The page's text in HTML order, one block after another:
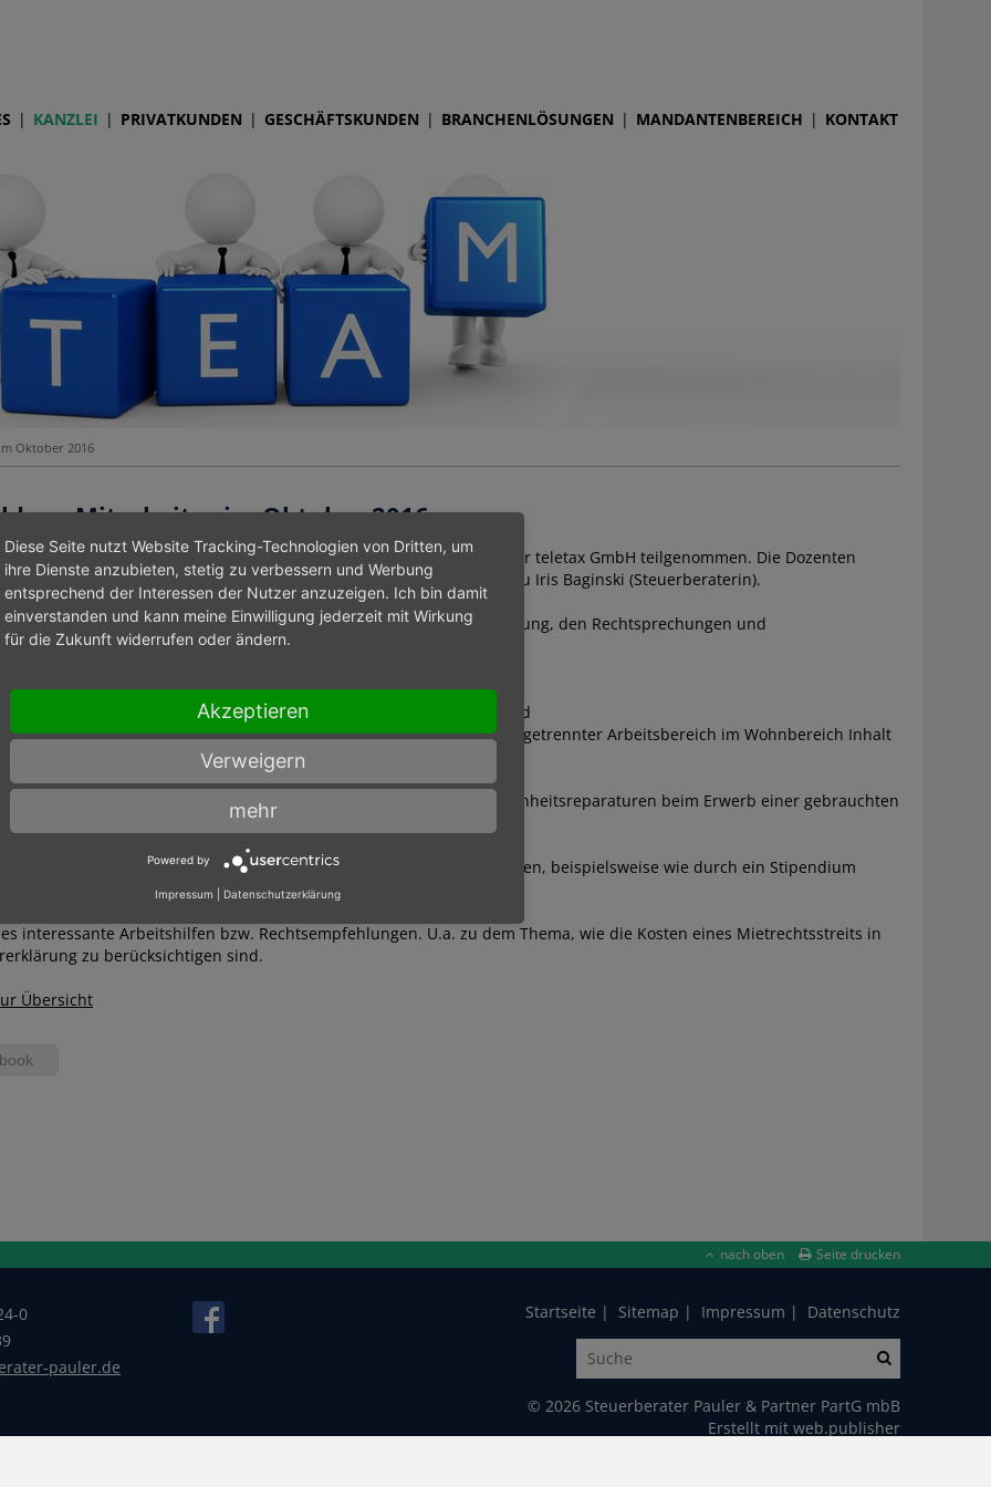
KANZLEI PRIVATKUNDEN GESCHÄFTSKUNDEN BRANCHENLÖSUNGEN MANDANTENBEREICH KONTAKT
Oktober 2016
Mitarbeiter im Oktober 2016
haben im Oktober 2016 an der Online-Seminarreihe 2016 der teletax GmbH teilgenommen. Die Dozenten
Dipl.Finanzwirt Frank Stendel (Rechtsanwalt, Steuerberater) und Frau Iris Baginski (Steuerberaterin).
Seminares waren aktuelle Themen im Steuerrecht aus der Gesetzgebung, den Rechtsprechungen und
der Gesetzgebung waren unter anderem
der Grundfreibeträge zur Minderung der „kalten Progression“ und
der Mietaufwendungen für ein, nur durch ein Möbelstück, abgetrennter Arbeitsbereich im Wohnbereich Inhalt
gab es wichtige Informationen zum Thema wie Schönheitsreparaturen beim Erwerb einer gebrauchten
beurteilen sind.
machten verschiedene Kurzhinweise zu unterschiedlichen Themen, beispielsweise wie durch ein Stipendium
zu berücksichtigen sind.
interessante Arbeitshilfen bzw. Rechtsempfehlungen. U.a. zu dem Thema, wie die Kosten eines Mietrechtsstreits in
zu berücksichtigen sind.
Übersicht
nach oben Seite drucken
0
pauler.de
Startseite Sitemap Impressum Datenschutz
© 2026 Steuerberater Pauler & Partner PartG mbB
Erstellt mit web.publisher
Diese Seite nutzt Website Tracking-Technologien von Dritten, um
ihre Dienste anzubieten, stetig zu verbessern und Werbung
entsprechend der Interessen der Nutzer anzuzeigen. Ich bin damit
einverstanden und kann meine Einwilligung jederzeit mit Wirkung
für die Zukunft widerrufen oder ändern.
Akzeptieren
Verweigern
mehr
Powered by
Impressum Datenschutzerklärung